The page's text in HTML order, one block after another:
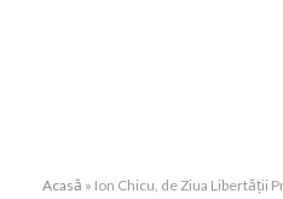
Acasă » Ion Chicu, de Ziua Libertății